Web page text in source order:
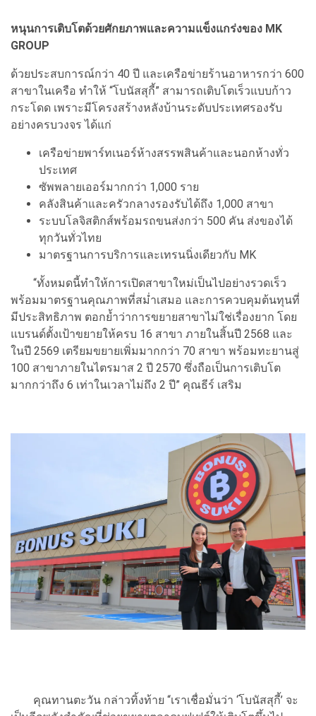
หนุนการเติบโตด้วยศักยภาพและความแข็งแกร่งของ MK
GROUP
ด้วยประสบการณ์กว่า 40 ปี และเครือข่ายร้านอาหารกว่า 600
สาขาในเครือ ทำให้ “โบนัสสุกี้” สามารถเติบโตเร็วแบบก้าว
กระโดด เพราะมีโครงสร้างหลังบ้านระดับประเทศรองรับ
อย่างครบวงจร ได้แก่
เครือข่ายพาร์ทเนอร์ห้างสรรพสินค้าและนอกห้างทั่ว
ประเทศ
ซัพพลายเออร์มากกว่า 1,000 ราย
คลังสินค้าและครัวกลางรองรับได้ถึง 1,000 สาขา
ระบบโลจิสติกส์พร้อมรถขนส่งกว่า 500 คัน ส่งของได้
ทุกวันทั่วไทย
มาตรฐานการบริการและเทรนนิ่งเดียวกับ MK
“ทั้งหมดนี้ทำให้การเปิดสาขาใหม่เป็นไปอย่างรวดเร็ว
พร้อมมาตรฐานคุณภาพที่สม่ำเสมอ และการควบคุมต้นทุนที่
มีประสิทธิภาพ ตอกย้ำว่าการขยายสาขาไม่ใช่เรื่องยาก โดย
แบรนด์ตั้งเป้าขยายให้ครบ 16 สาขา ภายในสิ้นปี 2568 และ
ในปี 2569 เตรียมขยายเพิ่มมากกว่า 70 สาขา พร้อมทะยานสู่
100 สาขาภายในไตรมาส 2 ปี 2570 ซึ่งถือเป็นการเติบโต
มากกว่าถึง 6 เท่าในเวลาไม่ถึง 2 ปี” คุณธีร์ เสริม
คุณทานตะวัน กล่าวทิ้งท้าย “เราเชื่อมั่นว่า ‘โบนัสสุกี้’ จะ